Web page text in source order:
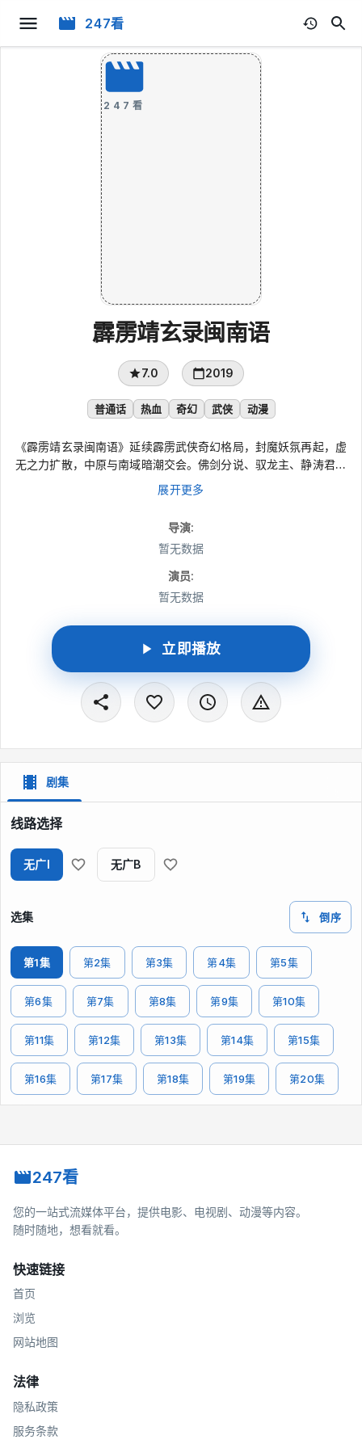
247看
247看
霹雳靖玄录闽南语
7.0 2019
普通话 热血 奇幻 武侠 动漫
《霹雳靖玄录闽南语》延续霹雳武侠奇幻格局，封魔妖氛再起，虚
无之力扩散，中原与南域暗潮交会。佛剑分说、驭龙主、静涛君、
青阳子、玉离经等人物卷入连番局势，混沌之扉、白羽境天道、阎
神殿与禁忌长城相继牵动武林风云，一段关于五玑论战与血谱传奇
展开更多
导演:
暂无数据
演员:
暂无数据
立即播放
剧集
线路选择
无广I 无广B
选集 倒序
第1集 第2集 第3集 第4集 第5集
第6集 第7集 第8集 第9集 第10集
第11集 第12集 第13集 第14集 第15集
第16集 第17集 第18集 第19集 第20集
247看
您的一站式流媒体平台，提供电影、电视剧、动漫等内容。
随时随地，想看就看。
快速链接
首页
浏览
网站地图
法律
隐私政策
服务条款